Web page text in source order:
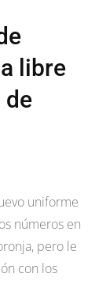
libre
de
uniforme
números en
pero le
con los